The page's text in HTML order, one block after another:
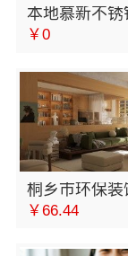
￥0
￥66.44